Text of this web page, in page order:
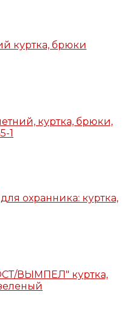
куртка, брюки
куртка, брюки,
1
охранника: куртка,
ВЫМПЕЛ" куртка,